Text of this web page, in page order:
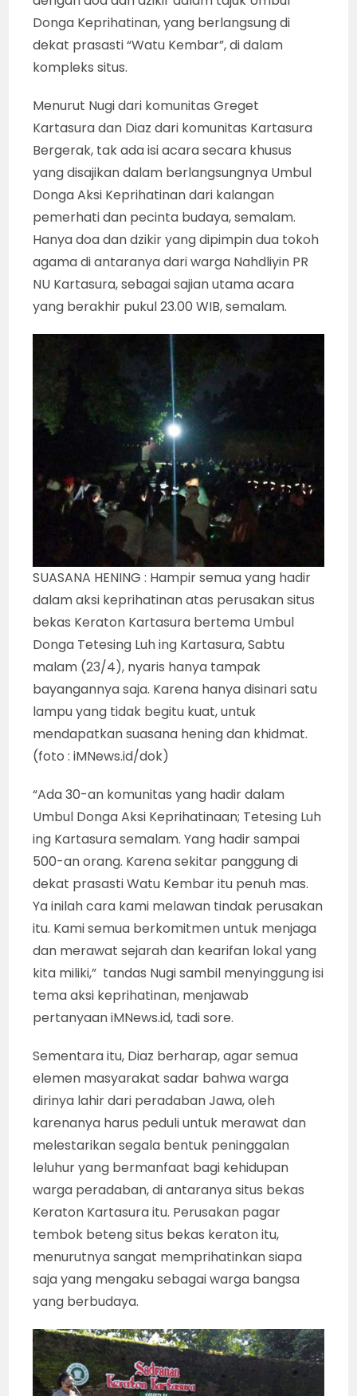
Donga Keprihatinan, yang berlangsung di
dekat prasasti “Watu Kembar”, di dalam
kompleks situs.
Menurut Nugi dari komunitas Greget
Kartasura dan Diaz dari komunitas Kartasura
Bergerak, tak ada isi acara secara khusus
yang disajikan dalam berlangsungnya Umbul
Donga Aksi Keprihatinan dari kalangan
pemerhati dan pecinta budaya, semalam.
Hanya doa dan dzikir yang dipimpin dua tokoh
agama di antaranya dari warga Nahdliyin PR
NU Kartasura, sebagai sajian utama acara
yang berakhir pukul 23.00 WIB, semalam.
SUASANA HENING : Hampir semua yang hadir
dalam aksi keprihatinan atas perusakan situs
bekas Keraton Kartasura bertema Umbul
Donga Tetesing Luh ing Kartasura, Sabtu
malam (23/4), nyaris hanya tampak
bayangannya saja. Karena hanya disinari satu
lampu yang tidak begitu kuat, untuk
mendapatkan suasana hening dan khidmat.
(foto : iMNews.id/dok)
“Ada 30-an komunitas yang hadir dalam
Umbul Donga Aksi Keprihatinaan; Tetesing Luh
ing Kartasura semalam. Yang hadir sampai
500-an orang. Karena sekitar panggung di
dekat prasasti Watu Kembar itu penuh mas.
Ya inilah cara kami melawan tindak perusakan
itu. Kami semua berkomitmen untuk menjaga
dan merawat sejarah dan kearifan lokal yang
kita miliki,” tandas Nugi sambil menyinggung isi
tema aksi keprihatinan, menjawab
pertanyaan iMNews.id, tadi sore.
Sementara itu, Diaz berharap, agar semua
elemen masyarakat sadar bahwa warga
dirinya lahir dari peradaban Jawa, oleh
karenanya harus peduli untuk merawat dan
melestarikan segala bentuk peninggalan
leluhur yang bermanfaat bagi kehidupan
warga peradaban, di antaranya situs bekas
Keraton Kartasura itu. Perusakan pagar
tembok beteng situs bekas keraton itu,
menurutnya sangat memprihatinkan siapa
saja yang mengaku sebagai warga bangsa
yang berbudaya.